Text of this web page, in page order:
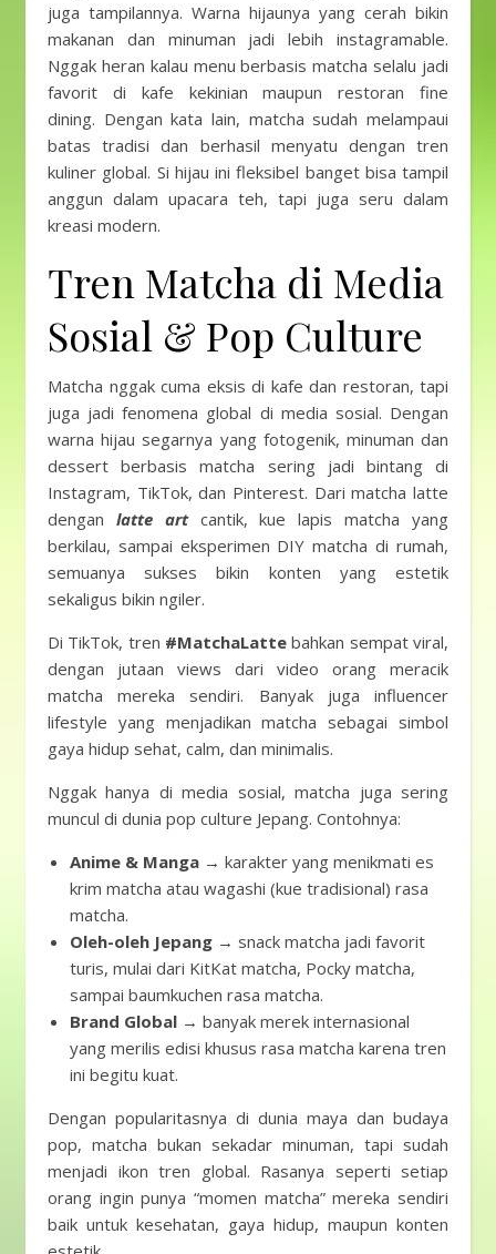
juga tampilannya. Warna hijaunya yang cerah bikin
makanan dan minuman jadi lebih instagramable.
Nggak heran kalau menu berbasis matcha selalu jadi
favorit di kafe kekinian maupun restoran fine
dining. Dengan kata lain, matcha sudah melampaui
batas tradisi dan berhasil menyatu dengan tren
kuliner global. Si hijau ini fleksibel banget bisa tampil
anggun dalam upacara teh, tapi juga seru dalam
kreasi modern.
Tren Matcha di Media
Sosial & Pop Culture
Matcha nggak cuma eksis di kafe dan restoran, tapi
juga jadi fenomena global di media sosial. Dengan
warna hijau segarnya yang fotogenik, minuman dan
dessert berbasis matcha sering jadi bintang di
Instagram, TikTok, dan Pinterest. Dari matcha latte
dengan latte art cantik, kue lapis matcha yang
berkilau, sampai eksperimen DIY matcha di rumah,
semuanya sukses bikin konten yang estetik
sekaligus bikin ngiler.
Di TikTok, tren #MatchaLatte bahkan sempat viral,
dengan jutaan views dari video orang meracik
matcha mereka sendiri. Banyak juga influencer
lifestyle yang menjadikan matcha sebagai simbol
gaya hidup sehat, calm, dan minimalis.
Nggak hanya di media sosial, matcha juga sering
muncul di dunia pop culture Jepang. Contohnya:
Anime & Manga → karakter yang menikmati es
krim matcha atau wagashi (kue tradisional) rasa
matcha.
Oleh-oleh Jepang → snack matcha jadi favorit
turis, mulai dari KitKat matcha, Pocky matcha,
sampai baumkuchen rasa matcha.
Brand Global → banyak merek internasional
yang merilis edisi khusus rasa matcha karena tren
ini begitu kuat.
Dengan popularitasnya di dunia maya dan budaya
pop, matcha bukan sekadar minuman, tapi sudah
menjadi ikon tren global. Rasanya seperti setiap
orang ingin punya “momen matcha” mereka sendiri
baik untuk kesehatan, gaya hidup, maupun konten